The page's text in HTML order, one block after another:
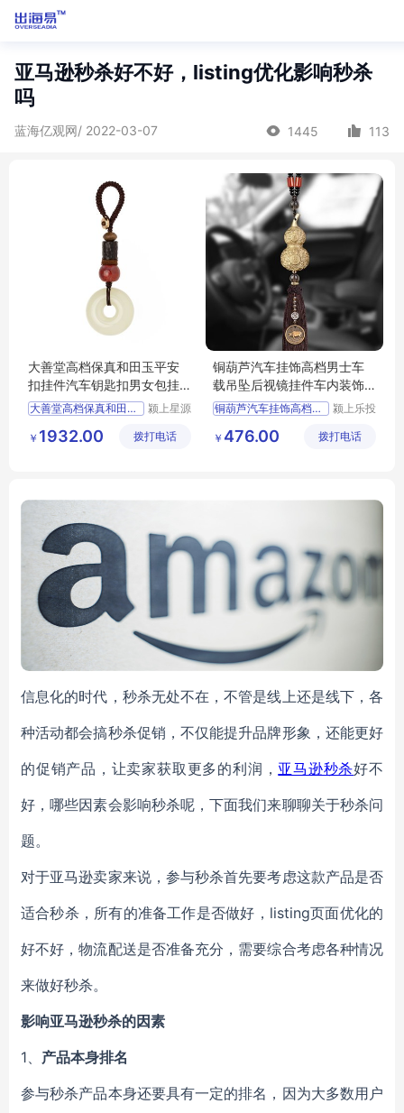
亚马逊秒杀好不好，listing优化影响秒杀
吗
蓝海亿观网/ 2022-03-07 1445 113
大善堂高档保真和田玉平安
扣挂件汽车钥匙扣男女包挂
饰创意送礼物
大善堂高档保真和田玉平安
颍上星源
有限公司
￥ 1932.00 拨打电话
铜葫芦汽车挂饰高档男士车
载吊坠后视镜挂件车内装饰
用品
铜葫芦汽车挂饰高档男士车
颍上乐投
有限公司
￥ 476.00 拨打电话
信息化的时代，秒杀无处不在，不管是线上还是线下，各
种活动都会搞秒杀促销，不仅能提升品牌形象，还能更好
的促销产品，让卖家获取更多的利润， 亚马逊秒杀好不
好，哪些因素会影响秒杀呢，下面我们来聊聊关于秒杀问
题。
对于亚马逊卖家来说，参与秒杀首先要考虑这款产品是否
适合秒杀，所有的准备工作是否做好，listing页面优化的
好不好，物流配送是否准备充分，需要综合考虑各种情况
来做好秒杀。
影响亚马逊秒杀的因素
1、 产品本身排名
参与秒杀产品本身还要具有一定的排名，因为大多数用户